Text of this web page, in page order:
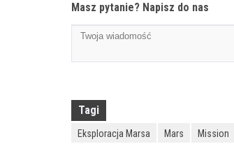
Masz pytanie? Napisz do nas
Tagi
Eksploracja Marsa Mars Mission